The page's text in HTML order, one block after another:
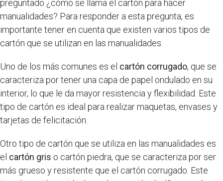
preguntado ¿cómo se llama el cartón para hacer
manualidades? Para responder a esta pregunta, es
importante tener en cuenta que existen varios tipos de
cartón que se utilizan en las manualidades.
Uno de los más comunes es el cartón corrugado, que se
caracteriza por tener una capa de papel ondulado en su
interior, lo que le da mayor resistencia y flexibilidad. Este
tipo de cartón es ideal para realizar maquetas, envases y
tarjetas de felicitación.
Otro tipo de cartón que se utiliza en las manualidades es
el cartón gris o cartón piedra, que se caracteriza por ser
más grueso y resistente que el cartón corrugado. Este